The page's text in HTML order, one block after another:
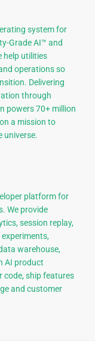
system for
Grade AI™ and
help utilities
operations so
Delivering
through
powers 70+ million
a mission to
universe.
platform for
We provide
session replay,
warehouse,
AI product
code, ship features
and customer